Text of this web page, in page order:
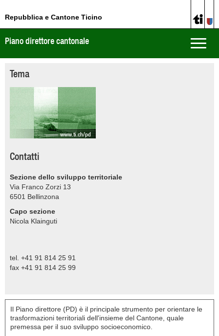
Repubblica e Cantone Ticino
Toggle
Piano direttore cantonale
Tema
www.ti.ch/pd
Contatti
Sezione dello sviluppo territoriale
Via Franco Zorzi 13
6501 Bellinzona
Capo sezione
Nicola Klainguti
tel. +41 91 814 25 91
fax +41 91 814 25 99
Il Piano direttore (PD) è il principale strumento per orientare le
trasformazioni territoriali dell'insieme del Cantone, quale
premessa per il suo sviluppo socioeconomico.